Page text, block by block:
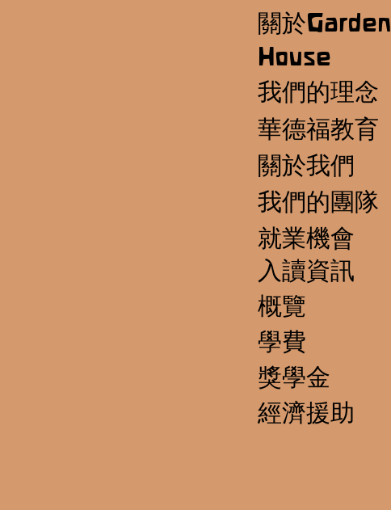
關於Garden
House
我們的理念
華德福教育
關於我們
就業機會
我們的團隊
​入讀資訊
概覽
學費
獎學金
經濟援助